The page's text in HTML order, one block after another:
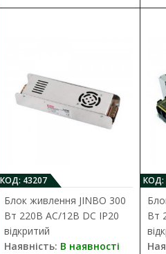
JINBO 100 Вт 220В AC/24В
наявності
світлодіодної стрічки JINBO JLV-
КОД: 43207
Блок живлення JINBO 300
Вт 220В AC/12В DC IP20
відкритий
Наявність: В наявності
КОД:
Вт